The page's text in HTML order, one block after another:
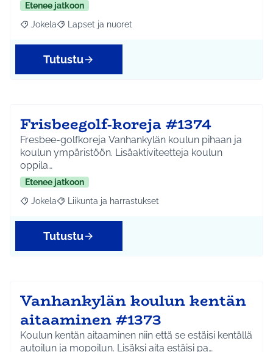
Etenee jatkoon
Rajaa tulokset aihepiirin mukaan: Jokela
Jokela Rajaa tulokset teeman mukaan: Lapset ja nuoret
Lapset ja nuoret
Tutustu
Frisbeegolf-koreja #1374
Fresbee-golfkoreja Vanhankylän koulun pihaan ja
koulun ympäristöön. Lisäaktiviteetteja koulun
oppila…
Etenee jatkoon
Rajaa tulokset aihepiirin mukaan: Jokela
Jokela Rajaa tulokset teeman mukaan: Liikunta ja
Liikunta ja harrastukset
Tutustu
Vanhankylän koulun kentän
aitaaminen #1373
Koulun kentän aitaaminen niin että se estäisi kentällä
autoilun ja mopoilun. Lisäksi aita estäisi pa…